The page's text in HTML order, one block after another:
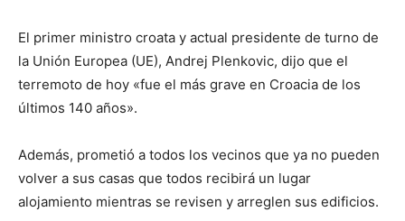
El primer ministro croata y actual presidente de turno de
la Unión Europea (UE), Andrej Plenkovic, dijo que el
terremoto de hoy «fue el más grave en Croacia de los
últimos 140 años».
Además, prometió a todos los vecinos que ya no pueden
volver a sus casas que todos recibirá un lugar
alojamiento mientras se revisen y arreglen sus edificios.